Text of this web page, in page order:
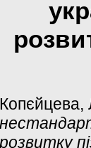
Копєйцева,
розвитку